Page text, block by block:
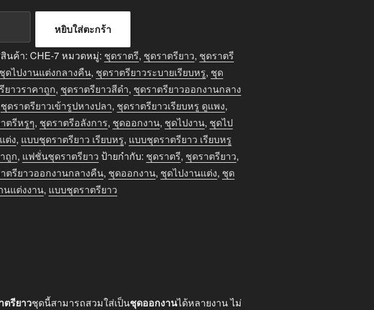
าน
หยิบใส่ตะกร้า
นค้า:CHE-7หมวดหมู่: ชุดราตรี, ชุดราตรียาว, ชุดราตรี
ดไปงานแต่งกลางคืน, ชุดราตรียาวระบายเรียบหรู, ชุด
ยาวราคาถูก, ชุดราตรียาวสีดำ, ชุดราตรียาวออกงานกลาง
ชุดราตรียาวเข้ารูปหางปลา, ชุดราตรียาวเรียบหรู ดูแพง,
ตรีหรูๆ, ชุดราตรีอลังการ, ชุดออกงาน, ชุดไปงาน, ชุดไป
ต่ง, แบบชุดราตรียาว เรียบหรู, แบบชุดราตรียาว เรียบหรู
ถูก, แฟชั่นชุดราตรียาว ป้ายกำกับ: ชุดราตรี, ชุดราตรียาว,
ตรียาวออกงานกลางคืน, ชุดออกงาน, ชุดไปงานแต่ง, ชุด
นแต่งงาน, แบบชุดราตรียาว
ตรียาวชุดนี้สามารถสวมใส่เป็นชุดออกงานได้หลายงาน ไม่